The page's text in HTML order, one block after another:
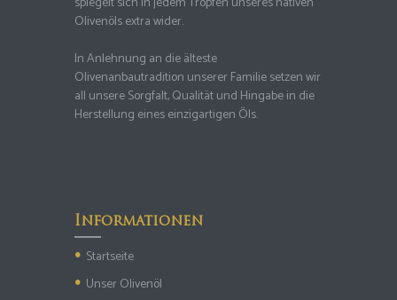
Olivenöls extra wider.
In Anlehnung an die älteste
Olivenanbautradition unserer Familie setzen wir
all unsere Sorgfalt, Qualität und Hingabe in die
Herstellung eines einzigartigen Öls.
Informationen
Startseite
Unser Olivenöl